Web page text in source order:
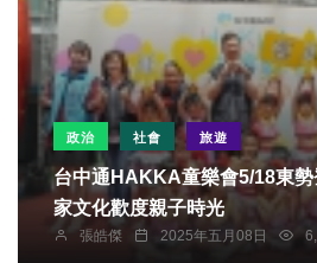
政治 社會 旅遊
台中通HAKKA童樂會5/18東
家文化歡度親子時光
張皓傑 2025年五月08日